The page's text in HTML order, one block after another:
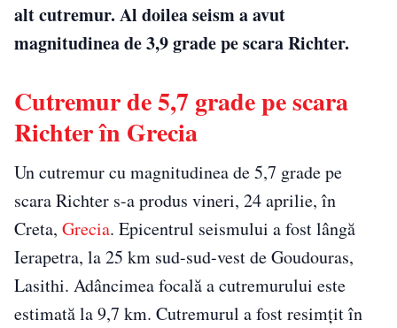
alt cutremur. Al doilea seism a avut
magnitudinea de 3,9 grade pe scara Richter.
Cutremur de 5,7 grade pe scara
Richter în Grecia
Un cutremur cu magnitudinea de 5,7 grade pe
scara Richter s-a produs vineri, 24 aprilie, în
Creta, Grecia. Epicentrul seismului a fost lângă
Ierapetra, la 25 km sud-sud-vest de Goudouras,
Lasithi. Adâncimea focală a cutremurului este
estimată la 9,7 km. Cutremurul a fost resimțit în